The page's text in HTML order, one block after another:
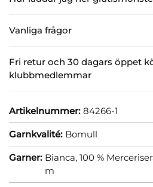
Vanliga frågor
Fri retur och 30 dagars öppet
klubbmedlemmar
Artikelnummer: 84266-1
Garnkvalité: Bomull
Garner: Bianca, 100 %
m